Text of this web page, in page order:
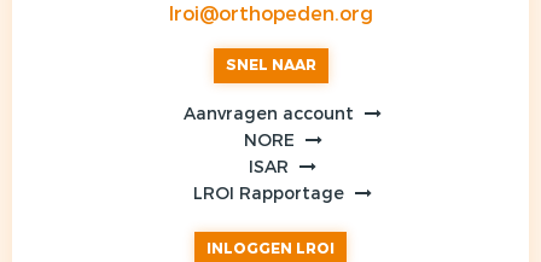
lroi@orthopeden.org
SNEL NAAR
Aanvragen account
NORE
ISAR
LROI Rapportage
INLOGGEN LROI